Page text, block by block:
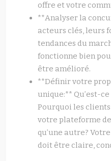
offre et votre
**Analyser la
acteurs clés, leurs
tendances du
fonctionne bien
être amélioré.
**Définir votre
unique:** Qu’est-
Pourquoi les
votre plateforme
qu’une autre?
doit être claire,